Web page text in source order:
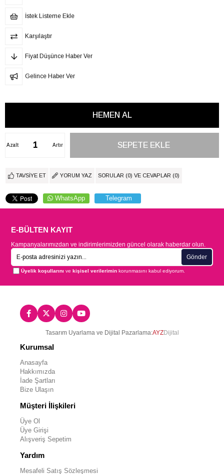
İstek Listeme Ekle
Karşılaştır
Fiyat Düşünce Haber Ver
Gelince Haber Ver
Artır
Azalt
TAVSIYE ET YORUM YAZ SORULAR (0) VE CEVAPLAR (0)
WhatsApp Telegram
E-BÜLTEN KAYIT
Kampanyalarımızdan ve indirimlerimizden güncel olarak haberdar olun.
Gönder
Üyelik koşullarını vekişisel verilerimin korunmasını kabul ediyorum.
Tasarım Uyarlama ve Dijital Pazarlama:AYZDijital
Kurumsal
Anasayfa
Hakkımızda
İade Şartları
Bize Ulaşın
Müşteri İlişkileri
Üye Ol
Üye Girişi
Alışveriş Sepetim
Yardım
Mesafeli Satış Sözleşmesi